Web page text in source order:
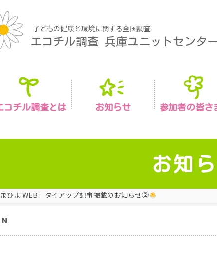
子どもの健康と環境に関する全国調査
エコチル調査 兵庫ユニットセンター
コチル調査とは お知らせ 参加者の皆さ
お知
まひよ WEB」タイアップ記事掲載のお知らせ②